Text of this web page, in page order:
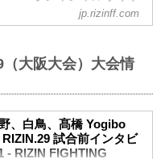
）に丸善インテックアリーナ
をまとめたぞ！
またはスカパー！で、激闘必
をリアルタイムで視聴しよ
スケジュール一覧
送・配信情報一覧
jp.rizinff.com
大阪大会）大会情
、白鳥、髙橋 Yogibo
試合前インタビ
- RIZIN FIGHTING